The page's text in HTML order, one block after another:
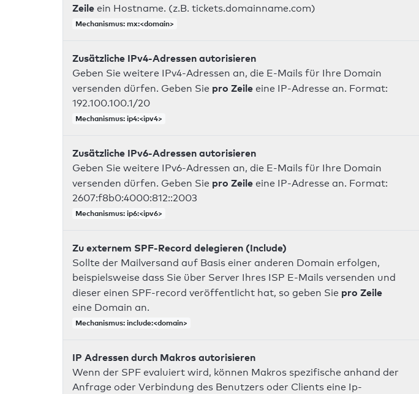
Zeile ein Hostname. (z.B. tickets.domainname.com)
Mechanismus: mx:<domain>
Zusätzliche IPv4-Adressen autorisieren
Geben Sie weitere IPv4-Adressen an, die E-Mails für Ihre Domain
versenden dürfen. Geben Sie pro Zeile eine IP-Adresse an. Format:
192.100.100.1/20
Mechanismus: ip4:<ipv4>
Zusätzliche IPv6-Adressen autorisieren
Geben Sie weitere IPv6-Adressen an, die E-Mails für Ihre Domain
versenden dürfen. Geben Sie pro Zeile eine IP-Adresse an. Format:
2607:f8b0:4000:812::2003
Mechanismus: ip6:<ipv6>
Zu externem SPF-Record delegieren (Include)
Sollte der Mailversand auf Basis einer anderen Domain erfolgen,
beispielsweise dass Sie über Server Ihres ISP E-Mails versenden und
dieser einen SPF-record veröffentlicht hat, so geben Sie pro Zeile
eine Domain an.
Mechanismus: include:<domain>
IP Adressen durch Makros autorisieren
Wenn der SPF evaluiert wird, können Makros spezifische anhand der
Anfrage oder Verbindung des Benutzers oder Clients eine Ip-